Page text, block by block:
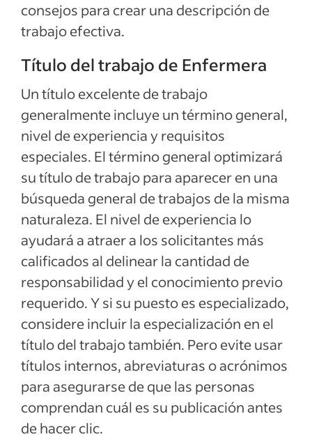
consejos para crear una descripción de
trabajo efectiva.
Título del trabajo de Enfermera
Un título excelente de trabajo
generalmente incluye un término general,
nivel de experiencia y requisitos
especiales. El término general optimizará
su título de trabajo para aparecer en una
búsqueda general de trabajos de la misma
naturaleza. El nivel de experiencia lo
ayudará a atraer a los solicitantes más
calificados al delinear la cantidad de
responsabilidad y el conocimiento previo
requerido. Y si su puesto es especializado,
considere incluir la especialización en el
título del trabajo también. Pero evite usar
títulos internos, abreviaturas o acrónimos
para asegurarse de que las personas
comprendan cuál es su publicación antes
de hacer clic.